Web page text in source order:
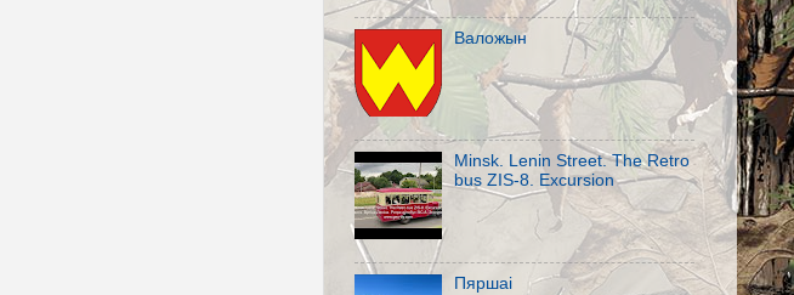
Валожын
Minsk. Lenin Street. The Retro
bus ZIS-8. Excursion
Пяршаi